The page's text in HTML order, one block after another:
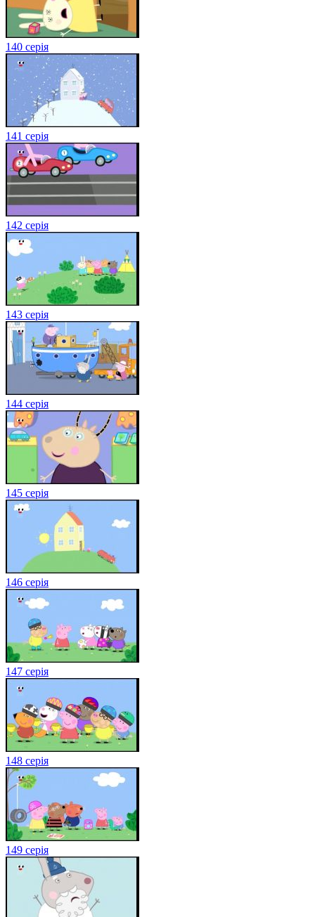
140 серія
141 серія
142 серія
143 серія
144 серія
145 серія
146 серія
147 серія
148 серія
149 серія